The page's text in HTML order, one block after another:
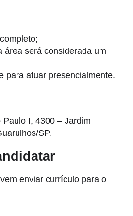
área será considerada um
para atuar presencialmente.
I, 4300 – Jardim
SP.
enviar currículo para o